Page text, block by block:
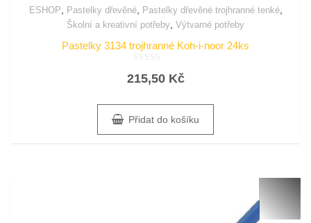
ESHOP Pastelky dřevěné, Pastelky dřevěné trojhranné tenké,
Školní a kreativní potřeby Výtvarné potřeby
Pastelky 3134 trojhranné Koh-i-noor 24ks
0
215,50 Kč
Přidat do košíku